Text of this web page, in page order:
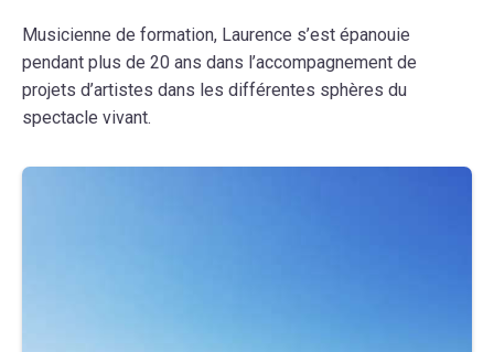
Musicienne de formation, Laurence s’est épanouie
pendant plus de 20 ans dans l’accompagnement de
projets d’artistes dans les différentes sphères du
spectacle vivant.